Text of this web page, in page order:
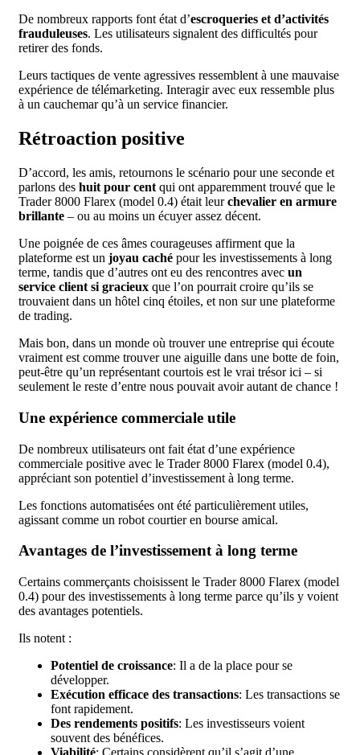
De nombreux rapports font état d’escroqueries et d’activités
frauduleuses. Les utilisateurs signalent des difficultés pour
retirer des fonds.
Leurs tactiques de vente agressives ressemblent à une mauvaise
expérience de télémarketing. Interagir avec eux ressemble plus
à un cauchemar qu’à un service financier.
Rétroaction positive
D’accord, les amis, retournons le scénario pour une seconde et
parlons des huit pour cent qui ont apparemment trouvé que le
Trader 8000 Flarex (model 0.4) était leurchevalier en armure
brillante – ou au moins un écuyer assez décent.
Une poignée de ces âmes courageuses affirment que la
plateforme est un joyau caché pour les investissements à long
terme, tandis que d’autres ont eu des rencontres avec un
service client si gracieux que l’on pourrait croire qu’ils se
trouvaient dans un hôtel cinq étoiles, et non sur une plateforme
de trading.
Mais bon, dans un monde où trouver une entreprise qui écoute
vraiment est comme trouver une aiguille dans une botte de foin,
peut-être qu’un représentant courtois est le vrai trésor ici – si
seulement le reste d’entre nous pouvait avoir autant de chance !
Une expérience commerciale utile
De nombreux utilisateurs ont fait état d’une expérience
commerciale positive avec le Trader 8000 Flarex (model 0.4),
appréciant son potentiel d’investissement à long terme.
Les fonctions automatisées ont été particulièrement utiles,
agissant comme un robot courtier en bourse amical.
Avantages de l’investissement à long terme
Certains commerçants choisissent le Trader 8000 Flarex (model
0.4) pour des investissements à long terme parce qu’ils y voient
des avantages potentiels.
Ils notent :
Potentiel de croissance: Il a de la place pour se
développer.
Exécution efficace des transactions: Les transactions se
font rapidement.
Des rendements positifs: Les investisseurs voient
souvent des bénéfices.
Viabilité: Certains considèrent qu’il s’agit d’une